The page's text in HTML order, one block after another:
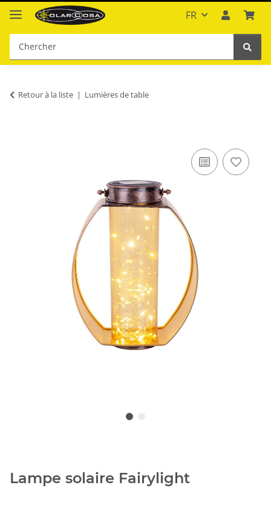
FR
Retour à la liste Lumières de table
Lampe solaire Fairylight